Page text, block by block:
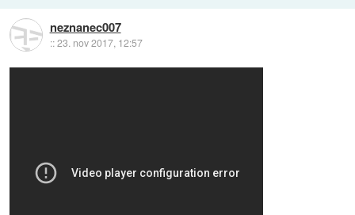
neznanec007
::23. nov 2017, 12:57